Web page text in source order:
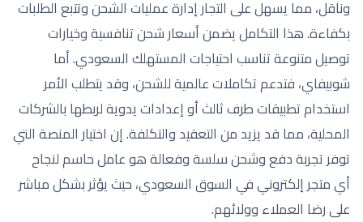
وناقل، مما يسهل على التجار إدارة عمليات الشحن وتتبع الطلبات
بكفاءة. هذا التكامل يضمن أسعار شحن تنافسية وخيارات
توصيل متنوعة تناسب احتياجات المستهلك السعودي. أما
شوبيفاي، فتدعم تكاملات عالمية للشحن، وقد يتطلب الأمر
استخدام تطبيقات طرف ثالث أو إعدادات يدوية لربطها بالشركات
المحلية، مما قد يزيد من التعقيد والتكلفة. إن اختيار المنصة التي
توفر تجربة دفع وشحن سلسة وفعالة هو عامل حاسم لنجاح
أي متجر إلكتروني في السوق السعودي، حيث يؤثر بشكل مباشر
على رضا العملاء وولائهم.